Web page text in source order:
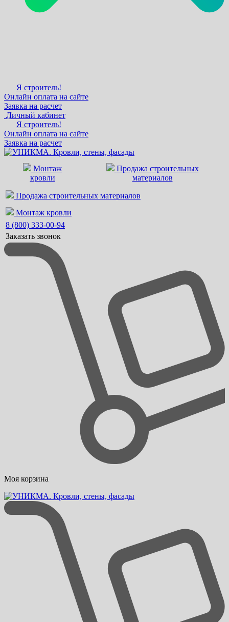
Я строитель!
Онлайн оплата на сайте
Заявка на расчет
Личный кабинет
Я строитель!
Онлайн оплата на сайте
Заявка на расчет
Монтаж
кровли
Продажа строительных
материалов
Продажа строительных материалов
Монтаж кровли
8 (800) 333-00-94
Заказать звонок
Моя корзина